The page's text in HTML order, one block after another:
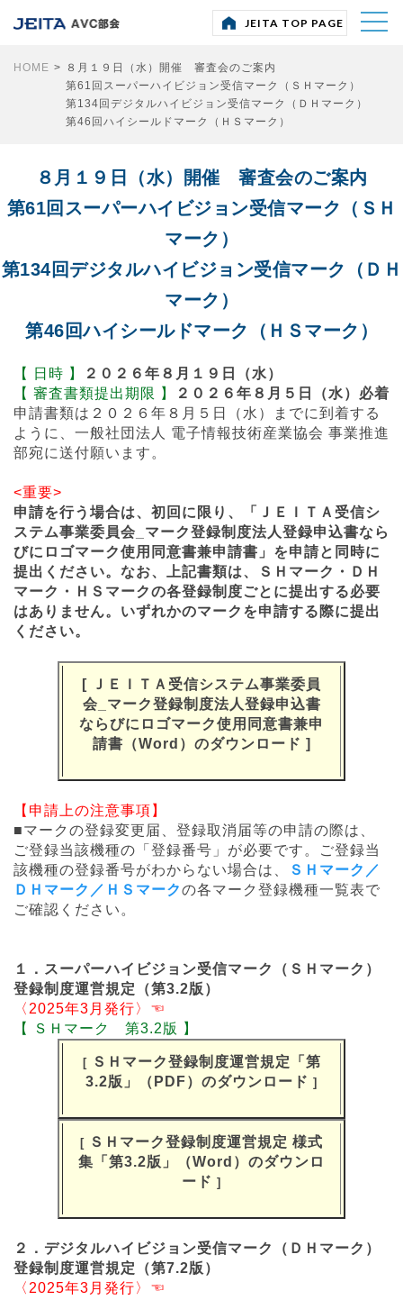
JEITA TOP PAGE
部会・委員会
ＡＶＣ部会
ＡＶＣ運営委員会
テレビネットワーク事業委員会
ケーブルネットワーク事業委員会
オーディオ・ビジュアル事業委員会
ＡＶ＆ＩＴ標準化委員会
民生用電子機器
受信システム機器
産業用電子機器
その他
ＡＶＣ分野別情報
テレビ
ケーブルテレビ
社会システム
レコーダ／プレーヤ
デジタルビデオカメラ
特集
「４Ｋ・８Ｋ」関連情報サイト
提言・意見等
HOME >
８月１９日（水）開催 審査会のご案内
第61回スーパーハイビジョン受信マーク（ＳＨマーク）
第134回デジタルハイビジョン受信マーク（ＤＨマーク）
第46回ハイシールドマーク（ＨＳマーク）
８月１９日（水）開催 審査会のご案内
第61回スーパーハイビジョン受信マーク（ＳＨ
マーク）
第134回デジタルハイビジョン受信マーク（ＤＨ
マーク）
第46回ハイシールドマーク（ＨＳマーク）
【 日時 】
２０２６年８月１９日（水）
【 審査書類提出期限 】
２０２６年８月５日（水）必着
申請書類は２０２６年８月５日（水）までに到着する
ように、一般社団法人 電子情報技術産業協会 事業推進
部宛に送付願います。
<重要>
申請を行う場合は、初回に限り、「ＪＥＩＴＡ受信シ
ステム事業委員会_マーク登録制度法人登録申込書なら
びにロゴマーク使用同意書兼申請書」を申請と同時に
提出ください。なお、上記書類は、ＳＨマーク・ＤＨ
マーク・ＨＳマークの各登録制度ごとに提出する必要
はありません。いずれかのマークを申請する際に提出
ください。
[ ＪＥＩＴＡ受信システム事業委員
会_マーク登録制度法人登録申込書
ならびにロゴマーク使用同意書兼申
請書（Word）のダウンロード ]
【申請上の注意事項】
■マークの登録変更届、登録取消届等の申請の際は、
ご登録当該機種の「登録番号」が必要です。ご登録当
該機種の登録番号がわからない場合は、
ＳＨマーク／
ＤＨマーク／ＨＳマークの各マーク登録機種一覧表で
ご確認ください。
１．スーパーハイビジョン受信マーク（ＳＨマーク）
登録制度運営規定（第3.2版）
〈2025年3月発行〉☜
【 ＳＨマーク 第3.2版 】
[ ＳＨマーク登録制度運営規定「第
3.2版」（PDF）のダウンロード ]
[ ＳＨマーク登録制度運営規定 様式
集「第3.2版」（Word）のダウンロ
ード ]
２．デジタルハイビジョン受信マーク（ＤＨマーク）
登録制度運営規定（第7.2版）
〈2025年3月発行〉☜